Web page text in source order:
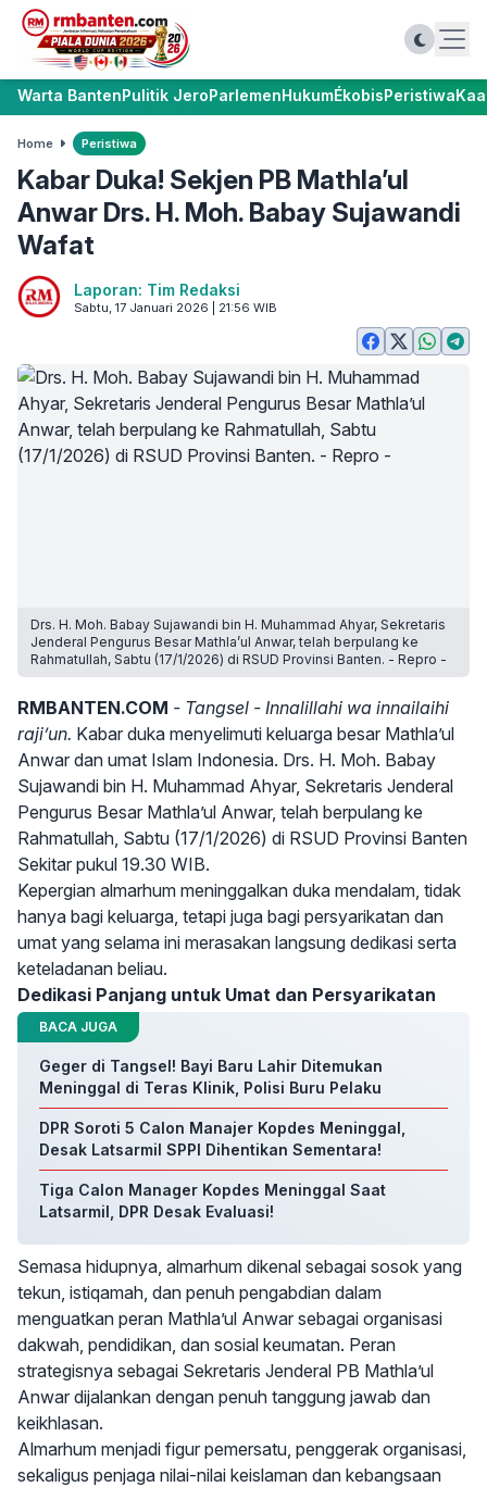
Warta BantenPulitik JeroParlemenHukumÉkobisPeristiwa
Home Peristiwa
Kabar Duka! Sekjen PB Mathla’ul
Anwar Drs. H. Moh. Babay Sujawandi
Wafat
Laporan: Tim Redaksi
Sabtu, 17 Januari 2026 | 21:56 WIB
Drs. H. Moh. Babay Sujawandi bin H. Muhammad Ahyar, Sekretaris
Jenderal Pengurus Besar Mathla’ul Anwar, telah berpulang ke
Rahmatullah, Sabtu (17/1/2026) di RSUD Provinsi Banten. - Repro -
RMBANTEN.COM - Tangsel - Innalillahi wa innailaihi
raji’un. Kabar duka menyelimuti keluarga besar Mathla’ul
Anwar dan umat Islam Indonesia. Drs. H. Moh. Babay
Sujawandi bin H. Muhammad Ahyar, Sekretaris Jenderal
Pengurus Besar Mathla’ul Anwar, telah berpulang ke
Rahmatullah, Sabtu (17/1/2026) di RSUD Provinsi Banten
Sekitar pukul 19.30 WIB.
Kepergian almarhum meninggalkan duka mendalam, tidak
hanya bagi keluarga, tetapi juga bagi persyarikatan dan
umat yang selama ini merasakan langsung dedikasi serta
keteladanan beliau.
Dedikasi Panjang untuk Umat dan Persyarikatan
BACA JUGA
Geger di Tangsel! Bayi Baru Lahir Ditemukan
Meninggal di Teras Klinik, Polisi Buru Pelaku
DPR Soroti 5 Calon Manajer Kopdes Meninggal,
Desak Latsarmil SPPI Dihentikan Sementara!
Tiga Calon Manager Kopdes Meninggal Saat
Latsarmil, DPR Desak Evaluasi!
Semasa hidupnya, almarhum dikenal sebagai sosok yang
tekun, istiqamah, dan penuh pengabdian dalam
menguatkan peran Mathla’ul Anwar sebagai organisasi
dakwah, pendidikan, dan sosial keumatan. Peran
strategisnya sebagai Sekretaris Jenderal PB Mathla’ul
Anwar dijalankan dengan penuh tanggung jawab dan
keikhlasan.
Almarhum menjadi figur pemersatu, penggerak organisasi,
sekaligus penjaga nilai-nilai keislaman dan kebangsaan